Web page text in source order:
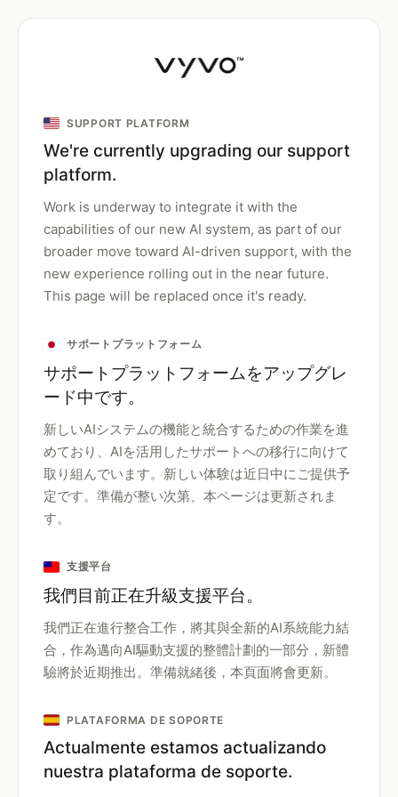
SUPPORT PLATFORM
We're currently upgrading our support
platform.
Work is underway to integrate it with the
capabilities of our new AI system, as part of our
broader move toward AI-driven support, with the
new experience rolling out in the near future.
This page will be replaced once it's ready.
サポートプラットフォーム
サポートプラットフォームをアップグレ
ード中です。
新しいAIシステムの機能と統合するための作業を進
めており、AIを活用したサポートへの移行に向けて
取り組んでいます。新しい体験は近日中にご提供予
定です。準備が整い次第、本ページは更新されま
す。
支援平台
我們目前正在升級支援平台。
我們正在進行整合工作，將其與全新的AI系統能力結
合，作為邁向AI驅動支援的整體計劃的一部分，新體
驗將於近期推出。準備就緒後，本頁面將會更新。
PLATAFORMA DE SOPORTE
Actualmente estamos actualizando
nuestra plataforma de soporte.